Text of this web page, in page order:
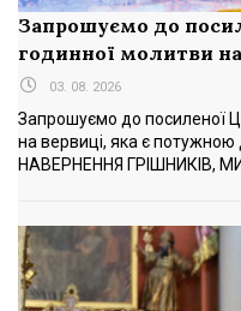
Запрошуємо до
годинної молитви
03. 08. 2026
Запрошуємо до посиленої
на вервиці, яка є
НАВЕРНЕННЯ ГРІШНИКІВ,